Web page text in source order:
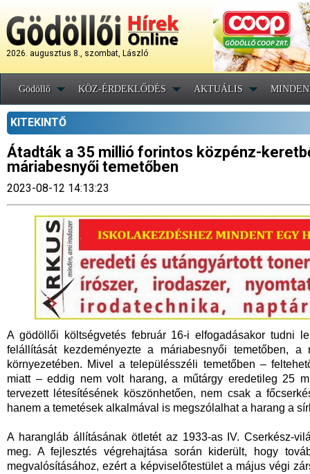
2026. augusztus 8., szombat, László
Gödöllő KÖZ-ÉRDEKLŐDÉS AKTUÁLIS
KITEKINTŐ
Átadták a 35 millió forintos közpénz-
máriabesnyői temetőben
2023-08-12 14:13:23
A gödöllői költségvetés február 16-i elfogadásakor tudni
felállítását kezdeményezte a máriabesnyői temetőben,
környezetében. Mivel a településszéli temetőben –
miatt – eddig nem volt harang, a műtárgy eredetileg 25
tervezett létesítésének köszönhetően, nem csak a
hanem a temetések alkalmával is megszólalhat a harang a
A harangláb állításának ötletét az 1933-as IV. Cserkész-
meg. A fejlesztés végrehajtása során kiderült, hogy
megvalósításához, ezért a képviselőtestület a május végi